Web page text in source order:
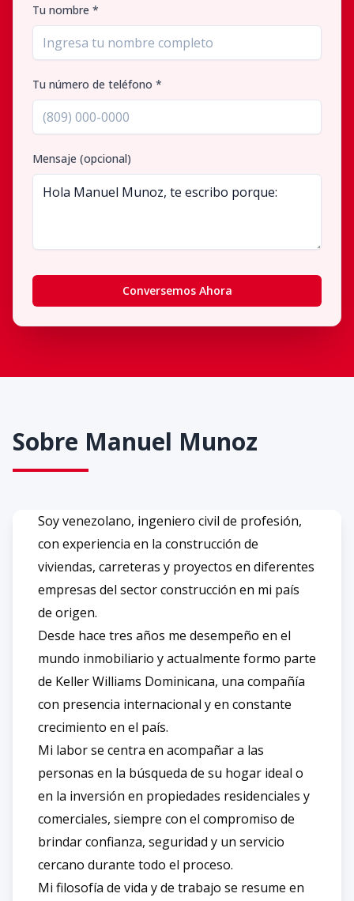
Tu nombre *
Tu número de teléfono *
Mensaje (opcional)
Conversemos Ahora
Sobre Manuel Munoz
Soy venezolano, ingeniero civil de profesión,
con experiencia en la construcción de
viviendas, carreteras y proyectos en diferentes
empresas del sector construcción en mi país
de origen.
Desde hace tres años me desempeño en el
mundo inmobiliario y actualmente formo parte
de Keller Williams Dominicana, una compañía
con presencia internacional y en constante
crecimiento en el país.
Mi labor se centra en acompañar a las
personas en la búsqueda de su hogar ideal o
en la inversión en propiedades residenciales y
comerciales, siempre con el compromiso de
brindar confianza, seguridad y un servicio
cercano durante todo el proceso.
Mi filosofía de vida y de trabajo se resume en